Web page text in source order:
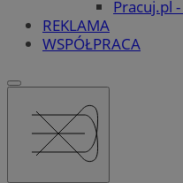
Pracuj.pl
REKLAMA
WSPÓŁPRACA